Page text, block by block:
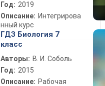
Год: 2019
Описание: Интегрирова
нный курс
ГДЗ Биология 7
класс
Авторы: В. И. Соболь
Год: 2015
Описание: Рабочая